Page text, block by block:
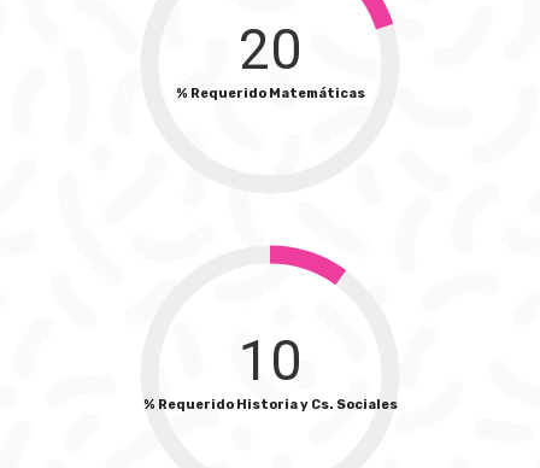
20
% Requerido Matemáticas
10
% Requerido Historia y Cs. Sociales